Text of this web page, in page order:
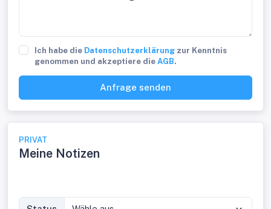
Ich habe die Datenschutzerklärung zur Kenntnis
genommen und akzeptiere die AGB.
Anfrage senden
PRIVAT
Meine Notizen